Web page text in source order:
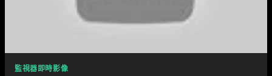
監視器即時影像